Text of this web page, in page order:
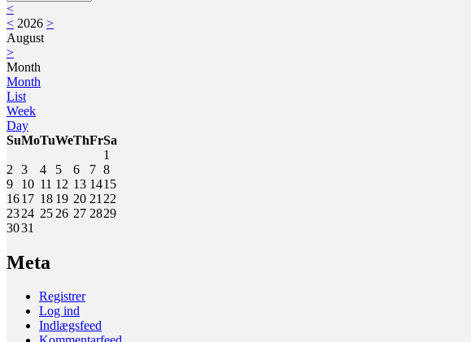
<
< 2026 >
August
>
Month
Month
List
Week
Day
SuMoTuWeThFrSa
1
2
3 4 5 6 7 8
9
10 11 12 13 1415
1617 18 19 20 21 22
2324 25 26 27 2829
3031
Meta
Registrer
Log ind
Indlægsfeed